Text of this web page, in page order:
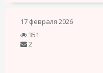
17 февраля 2026
351
2